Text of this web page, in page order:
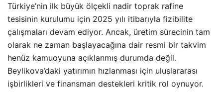
Türkiye’nin ilk büyük ölçekli nadir toprak rafine
tesisinin kurulumu için 2025 yılı itibarıyla fizibilite
çalışmaları devam ediyor. Ancak, üretim sürecinin tam
olarak ne zaman başlayacağına dair resmi bir takvim
henüz kamuoyuna açıklanmış durumda değil.
Beylikova’daki yatırımın hızlanması için uluslararası
işbirlikleri ve finansman destekleri kritik rol oynuyor.